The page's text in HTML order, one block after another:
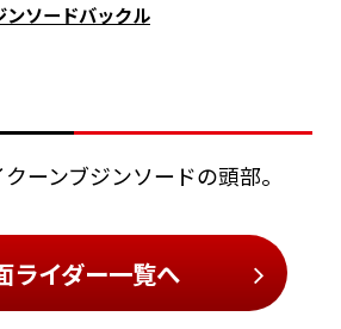
ンソードバックル
ーンブジンソードの頭部。
ライダー一覧へ